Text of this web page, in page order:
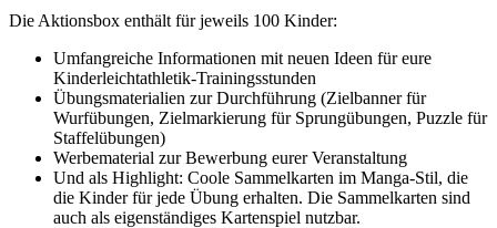
Die Aktionsbox enthält für jeweils 100 Kinder:
Umfangreiche Informationen mit neuen Ideen für eure
Kinderleichtathletik-Trainingsstunden
Übungsmaterialien zur Durchführung (Zielbanner für
Wurfübungen, Zielmarkierung für Sprungübungen, Puzzle für
Staffelübungen)
Werbematerial zur Bewerbung eurer Veranstaltung
Und als Highlight: Coole Sammelkarten im Manga-Stil, die
die Kinder für jede Übung erhalten. Die Sammelkarten sind
auch als eigenständiges Kartenspiel nutzbar.